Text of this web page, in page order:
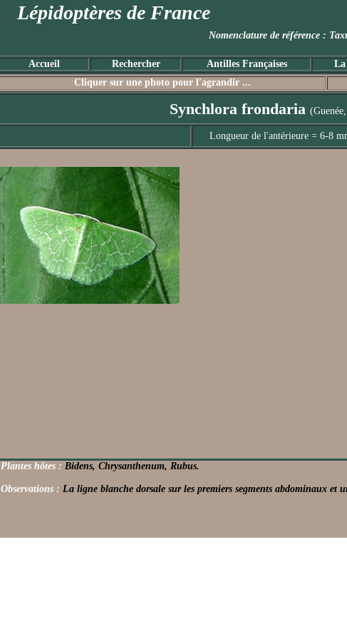
Lépidoptères de France
Nomenclature de référence
Accueil Rechercher Antilles Françaises La
Cliquer sur une photo pour l'agrandir ...
Synchlora frondaria
Longueur de l'antérieure = 6-8
Plantes hôtes : Bidens, Chrysanthenum, Rubus.
Observations : La ligne blanche dorsale sur les premiers segments abdominaux et